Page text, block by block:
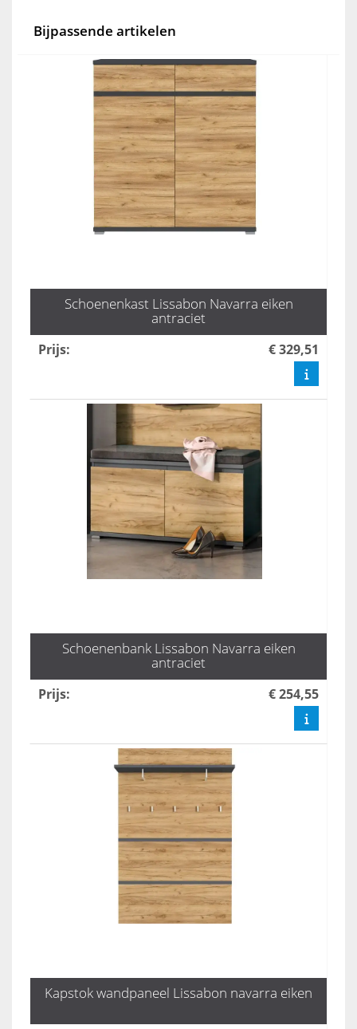
Bijpassende artikelen
Schoenenkast Lissabon Navarra eiken
antraciet
Prijs: € 329,51
Schoenenbank Lissabon Navarra eiken
antraciet
Prijs: € 254,55
Kapstok wandpaneel Lissabon navarra eiken